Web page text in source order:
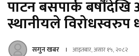
पाटन बसपार्क बर्षौंदेखि
स्थानीयले विरोधस्वरुप
सगुन खबर आइतबार, असार १५, २०८२